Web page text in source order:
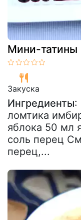
Мини-татины
Закуска
Ингредиенты:
ломтика
яблока 50 мл
соль перец
перец,...